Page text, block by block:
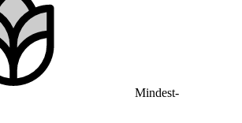
Mindest-